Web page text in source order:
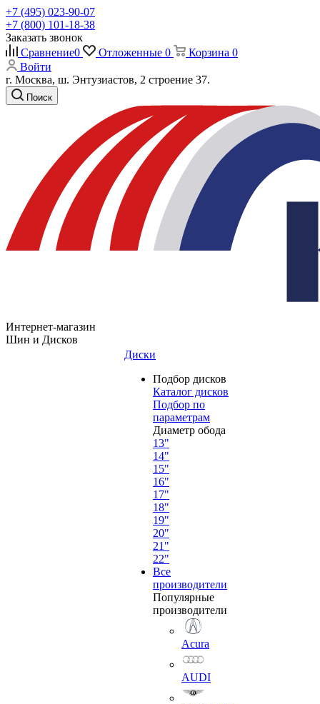
+7 (495) 023-90-07
+7 (800) 101-18-38
Заказать звонок
Сравнение0 Отложенные 0 Корзина 0
Войти
г. Москва, ш. Энтузиастов, 2 строение 37.
Поиск
Интернет-магазин
Шин и Дисков
Диски
Подбор дисков
Каталог дисков
Подбор по
параметрам
Диаметр обода
13"
14"
15"
16"
17"
18"
19"
20"
21"
22"
Все
производители
Популярные
производители
Acura
AUDI